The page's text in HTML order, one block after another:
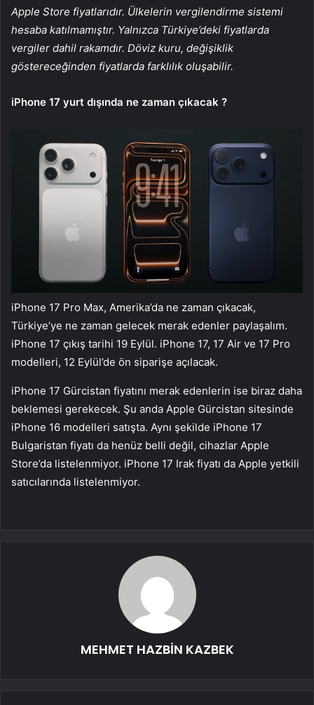
Apple Store fiyatlarıdır. Ülkelerin vergilendirme sistemi
hesaba katılmamıştır. Yalnızca Türkiye’deki fiyatlarda
vergiler dahil rakamdır. Döviz kuru, değişiklik
göstereceğinden fiyatlarda farklılık oluşabilir.
iPhone 17 yurt dışında ne zaman çıkacak ?
iPhone 17 Pro Max, Amerika’da ne zaman çıkacak,
Türkiye’ye ne zaman gelecek merak edenler paylaşalım.
iPhone 17 çıkış tarihi 19 Eylül. iPhone 17, 17 Air ve 17 Pro
modelleri, 12 Eylül’de ön siparişe açılacak.
iPhone 17 Gürcistan fiyatını merak edenlerin ise biraz daha
beklemesi gerekecek. Şu anda Apple Gürcistan sitesinde
iPhone 16 modelleri satışta. Aynı şekilde iPhone 17
Bulgaristan fiyatı da henüz belli değil, cihazlar Apple
Store’da listelenmiyor. iPhone 17 Irak fiyatı da Apple yetkili
satıcılarında listelenmiyor.
MEHMET HAZBİN KAZBEK